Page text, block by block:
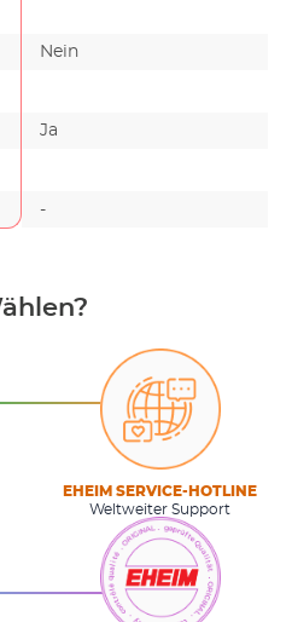
Nein
Ja
-
EHEIM SERVICE-HOTLINE
Weltweiter Support